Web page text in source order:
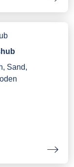
Sand,